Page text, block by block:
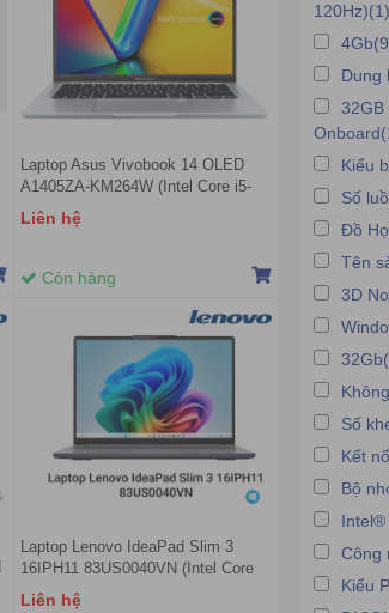
Laptop Asus Vivobook 14 OLED
A1405ZA-KM264W (Intel Core i5-
12500H | 16GB | 512GB | Intel Iris
Xe | 14 inch 2.8K | Win 11 | Bạc)
Liên hệ
Còn hàng
Laptop Lenovo IdeaPad Slim 3
16IPH11 83US0040VN (Intel Core
Ultra 5 322 | 16GB | 512GB | Intel
Liên hệ
120Hz)(1)
Dung
32GB
Kiểu
Số
Đồ
Tên
3D
Số
Kết
Bộ
Công
Kiểu